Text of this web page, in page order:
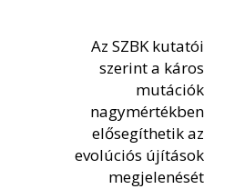
Az SZBK kutatói
szerint a káros
mutációk
nagymértékben
elősegíthetik az
evolúciós újítások
megjelenését